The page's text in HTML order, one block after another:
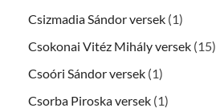
Csizmadia Sándor versek (1)
Csokonai Vitéz Mihály versek (15)
Csoóri Sándor versek (1)
Csorba Piroska versek (1)